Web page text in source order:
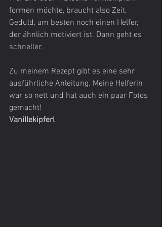
formen möchte, braucht also Zeit,
Geduld, am besten noch einen Helfer,
der ähnlich motiviert ist. Dann geht es
schneller.
Zu meinem Rezept gibt es eine sehr
ausführliche Anleitung. Meine Helferin
war so nett und hat auch ein paar Fotos
gemacht!
Vanillekipferl